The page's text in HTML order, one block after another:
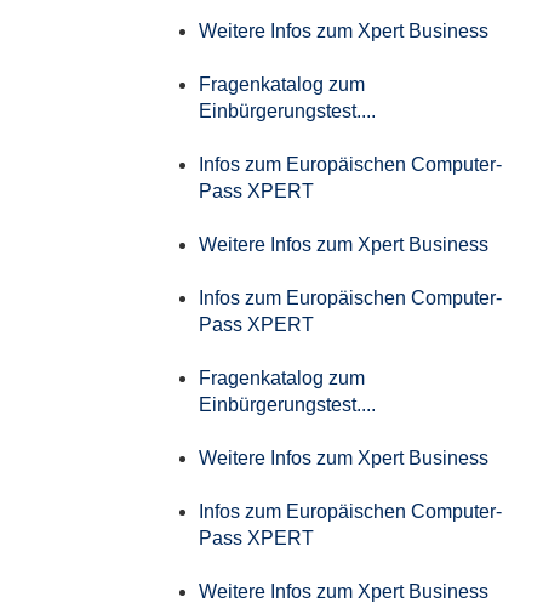
Weitere Infos zum Xpert Business
Fragenkatalog zum
Einbürgerungstest....
Infos zum Europäischen Computer-
Pass XPERT
Weitere Infos zum Xpert Business
Infos zum Europäischen Computer-
Pass XPERT
Fragenkatalog zum
Einbürgerungstest....
Weitere Infos zum Xpert Business
Infos zum Europäischen Computer-
Pass XPERT
Weitere Infos zum Xpert Business